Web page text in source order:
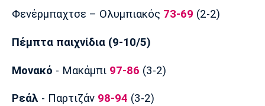
Φενέρμπαχτσε – Ολυμπιακός 73-69 (2-2)
Πέμπτα παιχνίδια (9-10/5)
Μονακό - Μακάμπι 97-86 (3-2)
Ρεάλ - Παρτιζάν 98-94 (3-2)